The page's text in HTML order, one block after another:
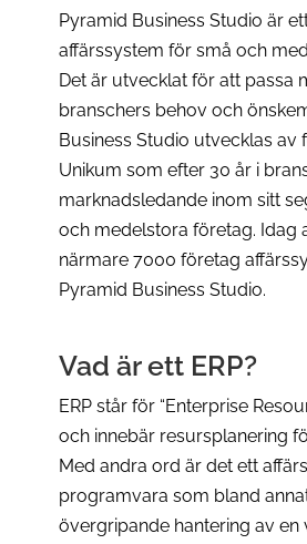
Pyramid Business Studio är
affärssystem för små och
Det är utvecklat för att passa
branschers behov och
Business Studio utvecklas av
Unikum som efter 30 år i
marknadsledande inom sitt
och medelstora företag. Idag
närmare 7000 företag
Pyramid Business Studio.
Vad är ett ERP?
ERP står för “Enterprise
och innebär resursplanering
Med andra ord är det ett
programvara som bland
övergripande hantering av en